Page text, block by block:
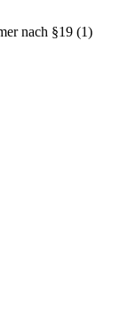
nach §19 (1)